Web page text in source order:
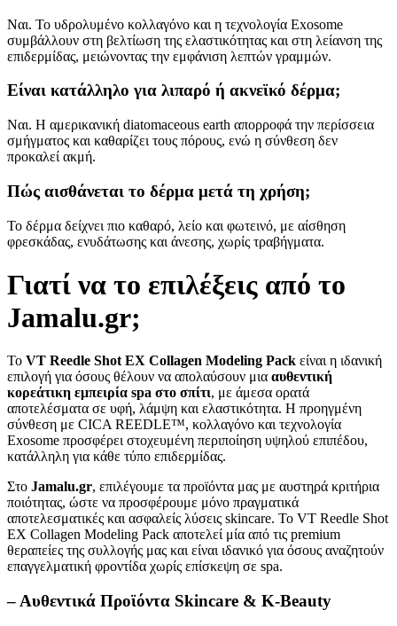
Ναι. Το υδρολυμένο κολλαγόνο και η τεχνολογία Exosome
συμβάλλουν στη βελτίωση της ελαστικότητας και στη λείανση της
επιδερμίδας, μειώνοντας την εμφάνιση λεπτών γραμμών.
Είναι κατάλληλο για λιπαρό ή ακνεϊκό δέρμα;
Ναι. Η αμερικανική diatomaceous earth απορροφά την περίσσεια
σμήγματος και καθαρίζει τους πόρους, ενώ η σύνθεση δεν
προκαλεί ακμή.
Πώς αισθάνεται το δέρμα μετά τη χρήση;
Το δέρμα δείχνει πιο καθαρό, λείο και φωτεινό, με αίσθηση
φρεσκάδας, ενυδάτωσης και άνεσης, χωρίς τραβήγματα.
Γιατί να το επιλέξεις από το
Jamalu.gr;
Το VT Reedle Shot EX Collagen Modeling Pack είναι η ιδανική
επιλογή για όσους θέλουν να απολαύσουν μια αυθεντική
κορεάτικη εμπειρία spa στο σπίτι, με άμεσα ορατά
αποτελέσματα σε υφή, λάμψη και ελαστικότητα. Η προηγμένη
σύνθεση με CICA REEDLE™, κολλαγόνο και τεχνολογία
Exosome προσφέρει στοχευμένη περιποίηση υψηλού επιπέδου,
κατάλληλη για κάθε τύπο επιδερμίδας.
Στο Jamalu.gr, επιλέγουμε τα προϊόντα μας με αυστηρά κριτήρια
ποιότητας, ώστε να προσφέρουμε μόνο πραγματικά
αποτελεσματικές και ασφαλείς λύσεις skincare. Το VT Reedle Shot
EX Collagen Modeling Pack αποτελεί μία από τις premium
θεραπείες της συλλογής μας και είναι ιδανικό για όσους αναζητούν
επαγγελματική φροντίδα χωρίς επίσκεψη σε spa.
– Αυθεντικά Προϊόντα Skincare & K-Beauty